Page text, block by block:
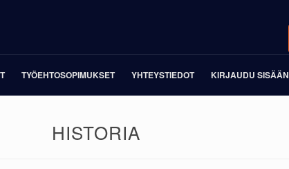
TYÖEHTOSOPIMUKSET YHTEYSTIEDOT KIRJAUDU SISÄÄN
HISTORIA